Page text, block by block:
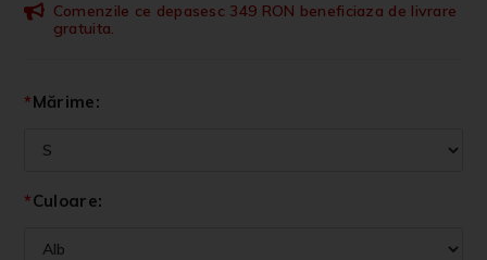
Comenzile ce depasesc 349 RON beneficiaza de livrare
gratuita.
*Mărime:
*Culoare: